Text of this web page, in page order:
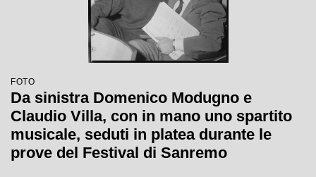
FOTO
Da sinistra Domenico Modugno e
Claudio Villa, con in mano uno spartito
musicale, seduti in platea durante le
prove del Festival di Sanremo